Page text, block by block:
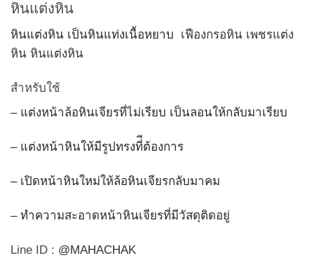
หินแต่งหิน
หินแต่งหิน เป็นหินแท่งเนื้อหยาบ เฟืองกรอหิน เพชรแต่ง
หิน หินแต่งหิน
สำหรับใช้
– แต่งหน้าล้อหินเจียรที่ไม่เรียบ เป็นลอนให้กลับมาเรียบ
– แต่งหน้าหินให้มีรูปทรงที่ีต้องการ
– เปิดหน้าหินใหม่ให้ล้อหินเจียรกลับมาคม
– ทำความสะอาดหน้าหินเจียรที่มีวัสดุติดอยู่
Line ID : @MAHACHAK